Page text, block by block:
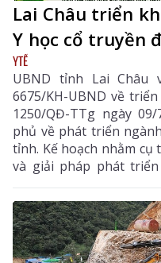
Lai Châu triển
Y học cổ truyền
YTẾ
UBND tỉnh Lai Châu
6675/KH-UBND về
1250/QĐ-TTg ngày
phủ về phát triển
tỉnh. Kế hoạch nhằm cụ
và giải pháp phát
hướng hiện đại, hiệu
hợp y học cổ truyền
năng dược liệu của
chất lượng chăm sóc,
thúc đẩy phát triển kinh